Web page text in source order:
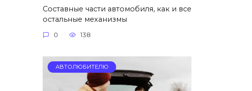
Составные части автомобиля, как и все
остальные механизмы
0 138
АВТОЛЮБИТЕЛЮ